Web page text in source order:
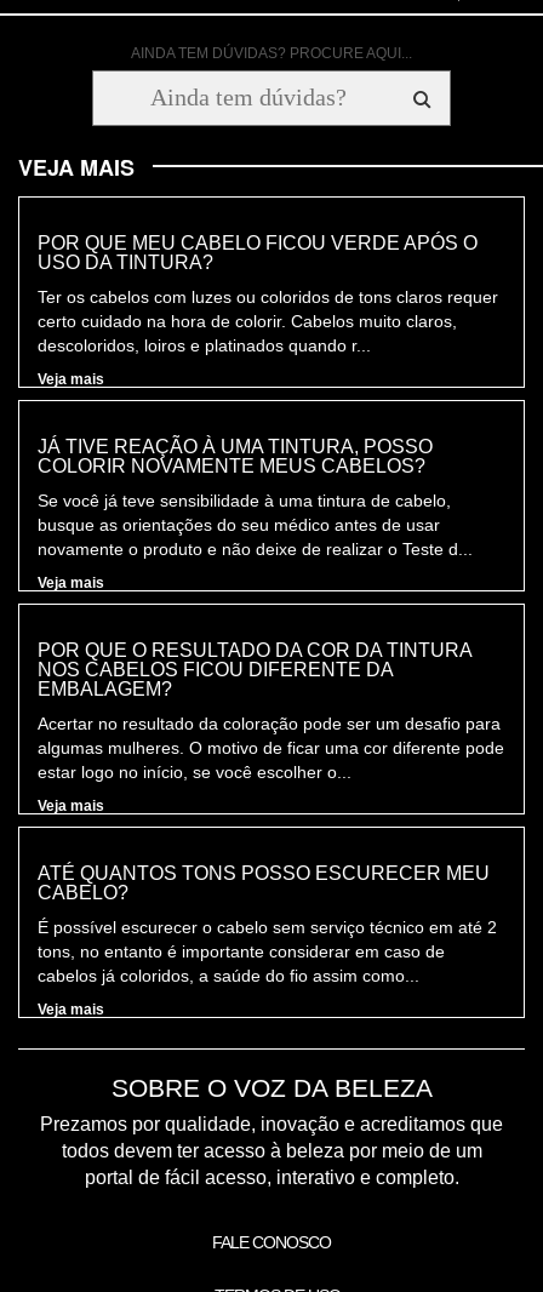
AINDA TEM DÚVIDAS? PROCURE AQUI...
VEJA MAIS
POR QUE MEU CABELO FICOU VERDE APÓS O
USO DA TINTURA?
Ter os cabelos com luzes ou coloridos de tons claros requer
certo cuidado na hora de colorir. Cabelos muito claros,
descoloridos, loiros e platinados quando r...
Veja mais
JÁ TIVE REAÇÃO À UMA TINTURA, POSSO
COLORIR NOVAMENTE MEUS CABELOS?
Se você já teve sensibilidade à uma tintura de cabelo,
busque as orientações do seu médico antes de usar
novamente o produto e não deixe de realizar o Teste d...
Veja mais
POR QUE O RESULTADO DA COR DA TINTURA
NOS CABELOS FICOU DIFERENTE DA
EMBALAGEM?
Acertar no resultado da coloração pode ser um desafio para
algumas mulheres. O motivo de ficar uma cor diferente pode
estar logo no início, se você escolher o...
Veja mais
ATÉ QUANTOS TONS POSSO ESCURECER MEU
CABELO?
É possível escurecer o cabelo sem serviço técnico em até 2
tons, no entanto é importante considerar em caso de
cabelos já coloridos, a saúde do fio assim como...
Veja mais
SOBRE O VOZ DA BELEZA
Prezamos por qualidade, inovação e acreditamos que
todos devem ter acesso à beleza por meio de um
portal de fácil acesso, interativo e completo.
FALE CONOSCO